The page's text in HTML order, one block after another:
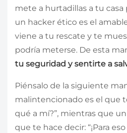
mete a hurtadillas a tu casa
un hacker ético es el
viene a tu rescate y te
podría meterse. De esta
tu seguridad y sentirte a
Piénsalo de la siguiente
malintencionado es el que
qué a mí?”, mientras que
que te hace decir: “¡Para